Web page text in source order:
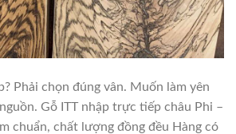
Phải chọn đúng vân. Muốn làm yên
Gỗ ITT nhập trực tiếp châu Phi –
chuẩn, chất lượng đồng đều Hàng có